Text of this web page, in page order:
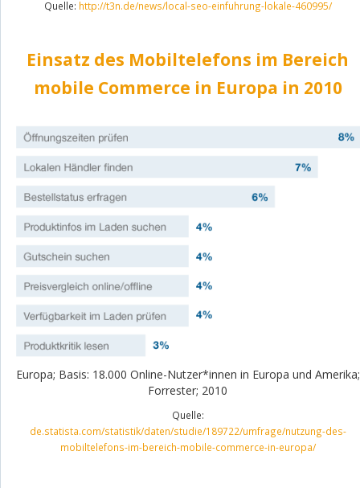
Quelle: http://t3n.de/news/local-seo-einfuhrung-lokale-460995/
Einsatz des Mobiltelefons im Bereich
mobile Commerce in Europa in 2010
Europa; Basis: 18.000 Online-Nutzer*innen in Europa und Amerika;
Forrester; 2010
Quelle:
de.statista.com/statistik/daten/studie/189722/umfrage/nutzung-des-
mobiltelefons-im-bereich-mobile-commerce-in-europa/